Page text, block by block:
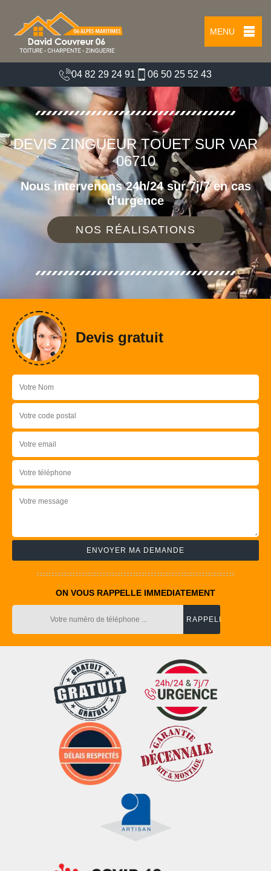
MENU
04 82 29 24 91 06 50 25 52 43
DEVIS ZINGUEUR TOUET SUR VAR
06710
Nous intervenons 24h/24 sur 7j/7 en cas
d'urgence
NOS RÉALISATIONS
Devis gratuit
ON VOUS RAPPELLE IMMEDIATEMENT